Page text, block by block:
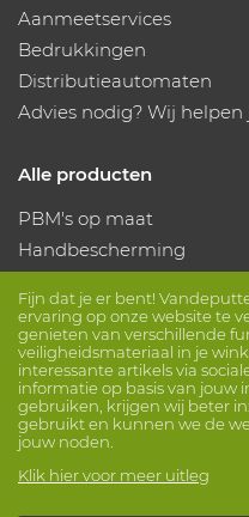
Fijn dat je er bent!
ervaring op onze website te
genieten van verschillende
veiligheidsmateriaal in je
interessante artikels via
informatie op basis van jouw
gebruiken, krijgen wij beter
gebruikt en kunnen we de
jouw noden.
Klik hier voor meer uitleg
Aanmeetservices
Bedrukkingen
Distributieautomaten
Advies nodig? Wij helpen
Alle producten
PBM's op maat
Handbescherming
Beschermende kleding
Volg ons